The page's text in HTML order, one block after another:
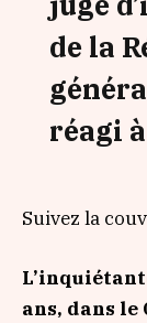
de la
réagi
Suivez la
ans, dans le